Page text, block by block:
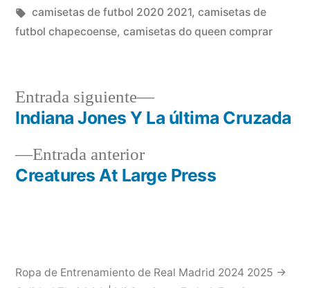
en
Etiquetas:
camisetas de futbol 2020 2021, camisetas de
futbol chapecoense, camisetas do queen comprar
Navegación
deEntrada anteriorEntrada
anterior:
Creatures At Large Press
Entrada siguiente
Entrada
siguiente:
Indiana Jones Y La última Cruzada
Ropa de Entrenamiento de Real Madrid 2024 2025 →